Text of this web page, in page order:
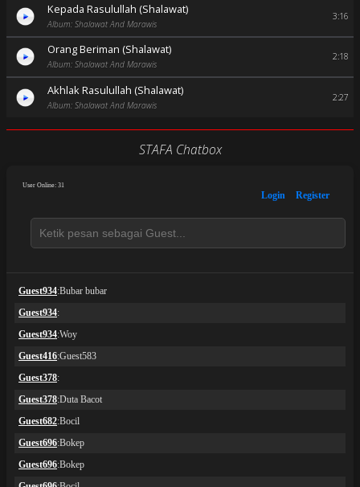
Kepada Rasulullah (Shalawat)
Album: Shalawat And Marawis
3:16
Orang Beriman (Shalawat)
Album: Shalawat And Marawis
2:18
Akhlak Rasulullah (Shalawat)
Album: Shalawat And Marawis
2:27
STAFA Chatbox